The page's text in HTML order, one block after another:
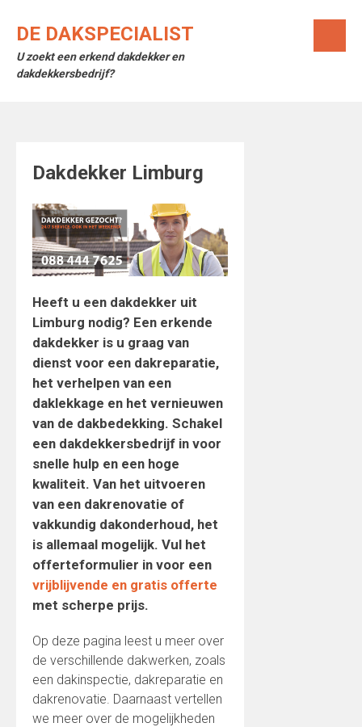
DE DAKSPECIALIST
U zoekt een erkend dakdekker en
dakdekkersbedrijf?
Dakdekker Limburg
Heeft u een dakdekker uit
Limburg nodig? Een erkende
dakdekker is u graag van
dienst voor een dakreparatie,
het verhelpen van een
daklekkage en het vernieuwen
van de dakbedekking. Schakel
een dakdekkersbedrijf in voor
snelle hulp en een hoge
kwaliteit. Van het uitvoeren
van een dakrenovatie of
vakkundig dakonderhoud, het
is allemaal mogelijk. Vul het
offerteformulier in voor een
vrijblijvende en gratis offerte
met scherpe prijs.
Op deze pagina leest u meer over
de verschillende dakwerken, zoals
een dakinspectie, dakreparatie en
dakrenovatie. Daarnaast vertellen
we meer over de mogelijkheden